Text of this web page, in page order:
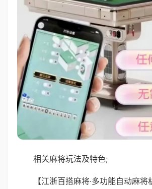
相关麻将玩法及特色;
【江浙百搭麻将·多功能自动麻